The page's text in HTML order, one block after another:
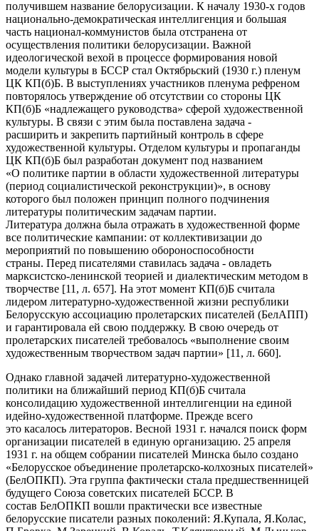
получившем название белорусизации. К началу 1930-х годов
национально-демократическая интеллигенция и большая
часть национал-коммунистов была отстранена от
осуществления политики белорусизации. Важной
идеологической вехой в процессе формирования новой
модели культуры в БССР стал Октябрьский (1930 г.) пленум
ЦК КП(б)Б. В выступлениях участников пленума рефреном
повторялось утверждение об отсутствии со стороны ЦК
КП(б)Б «надлежащего руководства» сферой художественной
культуры. В связи с этим была поставлена задача -
расширить и закрепить партийный контроль в сфере
художественной культуры. Отделом культуры и пропаганды
ЦК КП(б)Б был разработан документ под названием
«О политике партии в области художественной литературы
(период социалистической реконструкции)», в основу
которого был положен принцип полного подчинения
литературы политическим задачам партии.
Литература должна была отражать в художественной форме
все политические кампании: от коллективизации до
мероприятий по повышению обороноспособности
страны. Перед писателями ставилась задача - овладеть
марксистско-ленинской теорией и диалектическим методом в
творчестве [11, л. 657]. На этот момент КП(б)Б считала
лидером литературно-художественной жизни республики
Белорусскую ассоциацию пролетарских писателей (БелАПП)
и гарантировала ей свою поддержку. В свою очередь от
пролетарских писателей требовалось «выполнение своим
художественным творчеством задач партии» [11, л. 660].
Однако главной задачей литературно-художественной
политики на ближайший период КП(б)Б считала
консолидацию художественной интеллигенции на единой
идейно-художественной платформе. Прежде всего
это касалось литераторов. Весной 1931 г. начался поиск форм
организации писателей в единую организацию. 25 апреля
1931 г. на общем собрании писателей Минска было создано
«Белорусское объединение пролетарско-колхозных писателей»
(БелОПКП). Эта группа фактически стала предшественницей
будущего Союза советских писателей БССР. В
состав БелОПКП вошли практически все известные
белорусские писатели разных поколений: Я.Купала, Я.Колас,